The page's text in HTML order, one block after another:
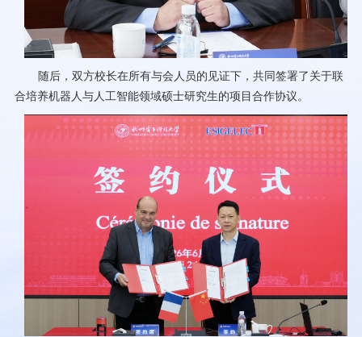
随后，双方校长在所有与会人员的见证下，共同签署了关于联
合培养机器人与人工智能领域硕士研究生的项目合作协议。